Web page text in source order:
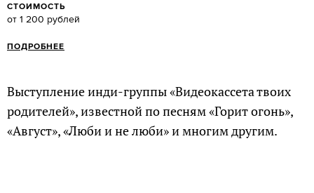
СТОИМОСТЬ
от 1 200 рублей
ПОДРОБНЕЕ
Выступление инди-группы «Видеокассета твоих
родителей», известной по песням «Горит огонь»,
«Август», «Люби и не люби» и многим другим.